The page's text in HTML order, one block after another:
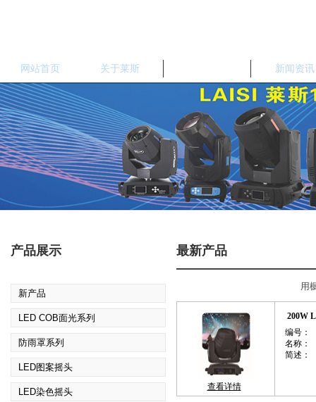
网站首页 关于莱斯 新闻资讯
产品展示
新产品
LED COB面光系列
防雨罩系列
LED图案摇头
LED染色摇头
最新产品
用
查看详情
200W
编号：
名称：
简述：